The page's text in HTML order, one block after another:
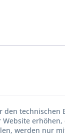
den
werden nur